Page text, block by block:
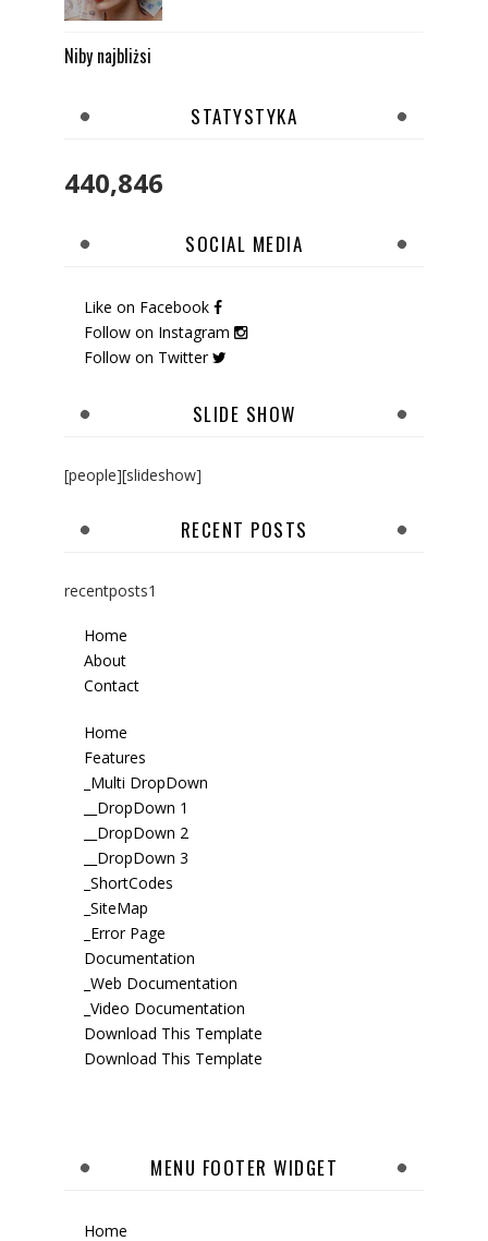
Niby najbliżsi
STATYSTYKA
440,846
SOCIAL MEDIA
Like on Facebook
Follow on Instagram
Follow on Twitter
SLIDE SHOW
[people][slideshow]
RECENT POSTS
recentposts1
Home
About
Contact
Home
Features
_Multi DropDown
__DropDown 1
__DropDown 2
__DropDown 3
_ShortCodes
_SiteMap
_Error Page
Documentation
_Web Documentation
_Video Documentation
Download This Template
Download This Template
MENU FOOTER WIDGET
Home